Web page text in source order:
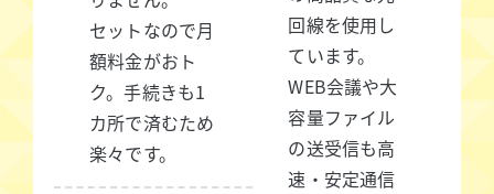
セットなので月
額料金がおト
ク。手続きも1
カ所で済むため
楽々です。
回線を使用し
ています。
WEB会議や大
容量ファイル
の送受信も高
速・安定通信